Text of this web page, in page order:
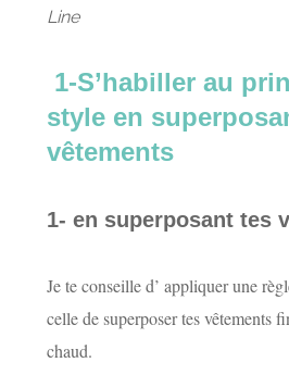
Line
1-S’habiller au
style en
vêtements
1- en superposant tes
Je te conseille d’ appliquer une
celle de superposer tes vêtements
chaud.